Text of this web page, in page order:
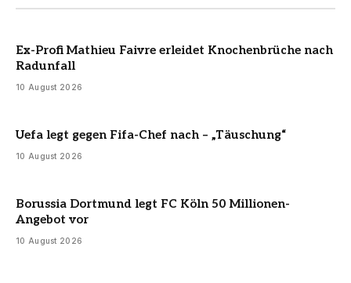
Ex-Profi Mathieu Faivre erleidet Knochenbrüche nach
Radunfall
10 August 2026
Uefa legt gegen Fifa-Chef nach – „Täuschung“
10 August 2026
Borussia Dortmund legt FC Köln 50 Millionen-
Angebot vor
10 August 2026